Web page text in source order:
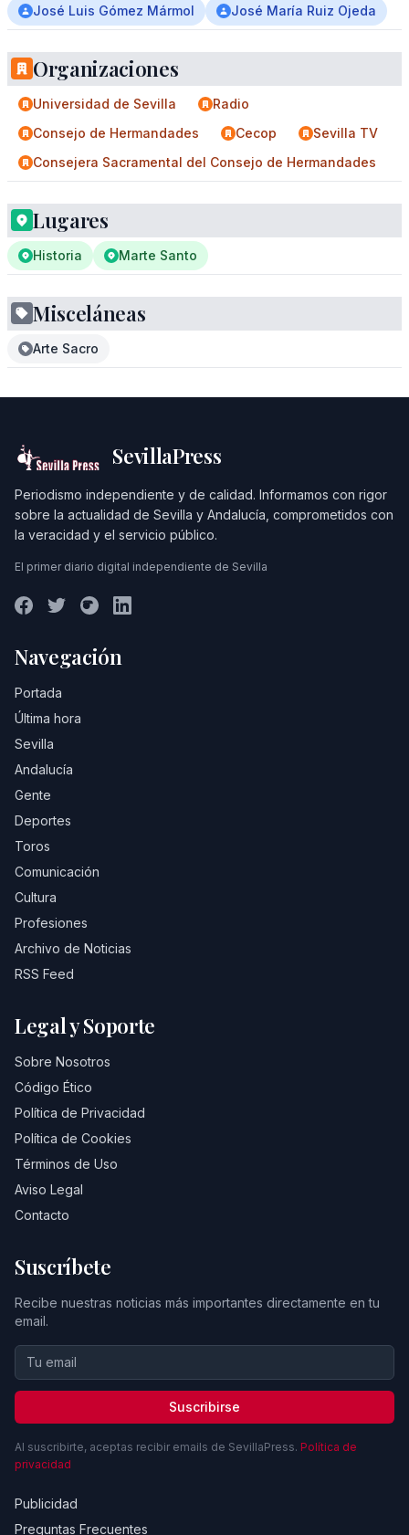
José Luis Gómez Mármol
José María Ruiz Ojeda
Organizaciones
Universidad de Sevilla
Radio
Consejo de Hermandades
Cecop
Sevilla TV
Consejera Sacramental del Consejo de Hermandades
Lugares
Historia Marte Santo
Misceláneas
Arte Sacro
SevillaPress
Periodismo independiente y de calidad. Informamos con rigor
sobre la actualidad de Sevilla y Andalucía, comprometidos con
la veracidad y el servicio público.
El primer diario digital independiente de Sevilla
Navegación
Portada
Última hora
Sevilla
Andalucía
Gente
Deportes
Toros
Comunicación
Cultura
Profesiones
Archivo de Noticias
RSS Feed
Legal y Soporte
Sobre Nosotros
Código Ético
Política de Privacidad
Política de Cookies
Términos de Uso
Aviso Legal
Contacto
Suscríbete
Recibe nuestras noticias más importantes directamente en tu
email.
Suscribirse
Al suscribirte, aceptas recibir emails de SevillaPress. Política de
privacidad
Publicidad
Preguntas Frecuentes